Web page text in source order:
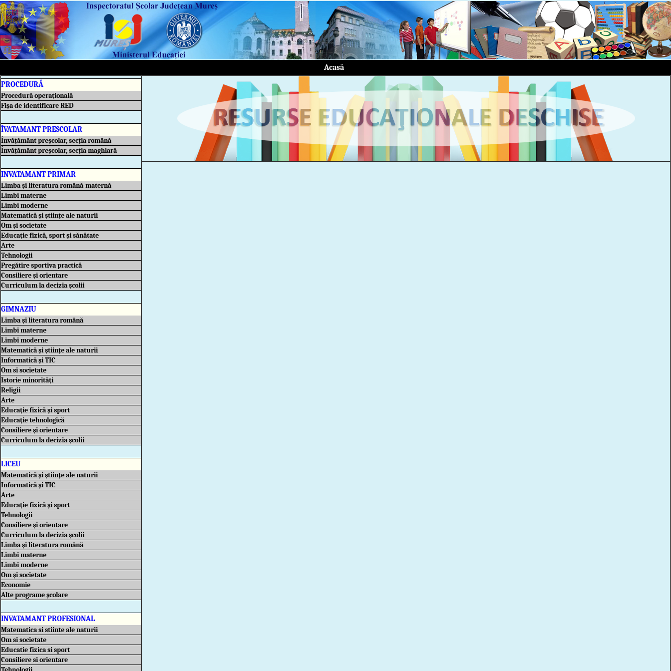
Acasă
PROCEDURĂ
Procedură operațională
Fișa de identificare RED
ÎVATAMANT PRESCOLAR
Învățământ preșcolar, secția română
Învățământ preșcolar, secția maghiară
INVATAMANT PRIMAR
Limba și literatura română-maternă
Limbi materne
Limbi moderne
Matematică și științe ale naturii
Om și societate
Educație fizică, sport și sănătate
Arte
Tehnologii
Pregătire sportiva practică
Consiliere și orientare
Curriculum la decizia școlii
GIMNAZIU
Limba și literatura română
Limbi materne
Limbi moderne
Matematică și științe ale naturii
Informatică și TIC
Om si societate
Istorie minorități
Religii
Arte
Educație fizică și sport
Educație tehnologică
Consiliere și orientare
Curriculum la decizia școlii
LICEU
Matematică și științe ale naturii
Informatică și TIC
Arte
Educație fizică și sport
Tehnologii
Consiliere și orientare
Curriculum la decizia școlii
Limba și literatura română
Limbi materne
Limbi moderne
Om și societate
Economie
Alte programe școlare
INVATAMANT PROFESIONAL
Matematica si stiinte ale naturii
Om si societate
Educatie fizica si sport
Consiliere si orientare